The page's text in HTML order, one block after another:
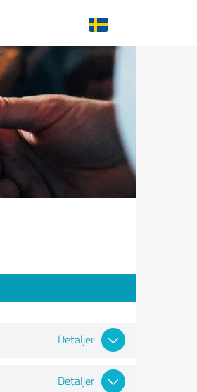
Detaljer
Detaljer